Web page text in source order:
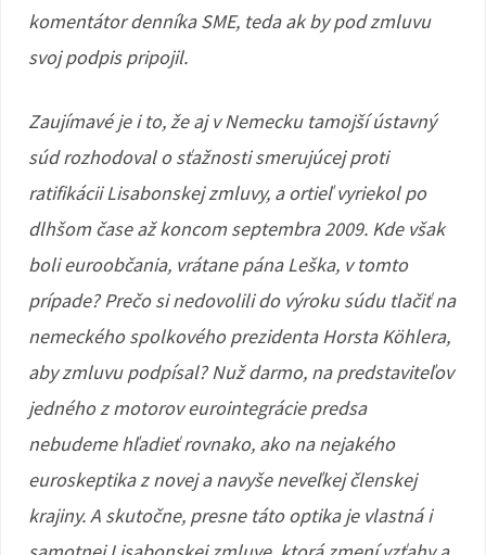
komentátor denníka SME, teda ak by pod zmluvu
svoj podpis pripojil.
Zaujímavé je i to, že aj v Nemecku tamojší ústavný
súd rozhodoval o sťažnosti smerujúcej proti
ratifikácii Lisabonskej zmluvy, a ortieľ vyriekol po
dlhšom čase až koncom septembra 2009. Kde však
boli euroobčania, vrátane pána Leška, v tomto
prípade? Prečo si nedovolili do výroku súdu tlačiť na
nemeckého spolkového prezidenta Horsta Köhlera,
aby zmluvu podpísal? Nuž darmo, na predstaviteľov
jedného z motorov eurointegrácie predsa
nebudeme hľadieť rovnako, ako na nejakého
euroskeptika z novej a navyše neveľkej členskej
krajiny. A skutočne, presne táto optika je vlastná i